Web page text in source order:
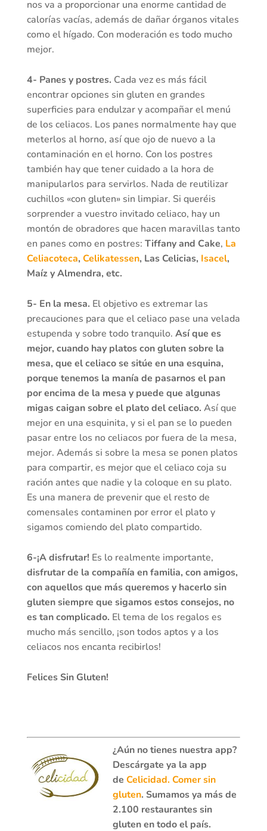
nos va a proporcionar una enorme cantidad de
calorías vacías, además de dañar órganos vitales
como el hígado. Con moderación es todo mucho
mejor.
4- Panes y postres. Cada vez es más fácil
encontrar opciones sin gluten en grandes
superficies para endulzar y acompañar el menú
de los celiacos. Los panes normalmente hay que
meterlos al horno, así que ojo de nuevo a la
contaminación en el horno. Con los postres
también hay que tener cuidado a la hora de
manipularlos para servirlos. Nada de reutilizar
cuchillos «con gluten» sin limpiar. Si queréis
sorprender a vuestro invitado celiaco, hay un
montón de obradores que hacen maravillas tanto
en panes como en postres: Tiffany and Cake, La
Celiacoteca, Celikatessen, Las Celicias, Isacel,
Maíz y Almendra, etc.
5- En la mesa. El objetivo es extremar las
precauciones para que el celiaco pase una velada
estupenda y sobre todo tranquilo. Así que es
mejor, cuando hay platos con gluten sobre la
mesa, que el celiaco se sitúe en una esquina,
porque tenemos la manía de pasarnos el pan
por encima de la mesa y puede que algunas
migas caigan sobre el plato del celiaco. Así que
mejor en una esquinita, y si el pan se lo pueden
pasar entre los no celiacos por fuera de la mesa,
mejor. Además si sobre la mesa se ponen platos
para compartir, es mejor que el celiaco coja su
ración antes que nadie y la coloque en su plato.
Es una manera de prevenir que el resto de
comensales contaminen por error el plato y
sigamos comiendo del plato compartido.
6-¡A disfrutar! Es lo realmente importante,
disfrutar de la compañía en familia, con amigos,
con aquellos que más queremos y hacerlo sin
gluten siempre que sigamos estos consejos, no
es tan complicado. El tema de los regalos es
mucho más sencillo, ¡son todos aptos y a los
celiacos nos encanta recibirlos!
Felices Sin Gluten!
¿Aún no tienes nuestra app?
Descárgate ya la app
de Celicidad. Comer sin
gluten. Sumamos ya más de
2.100 restaurantes sin
gluten en todo el país.